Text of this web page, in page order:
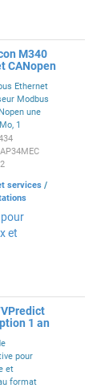
M340
CANopen
Ethernet
Modbus
une
1
1 module
à vis, 1
services /
et
1 an
pour
et
format